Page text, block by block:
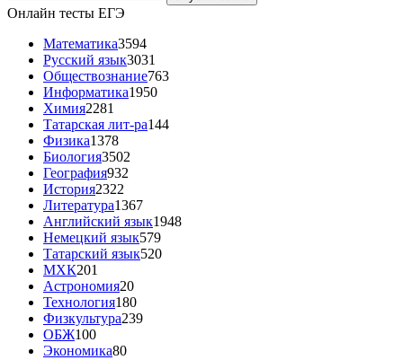
Онлайн тесты ЕГЭ
Математика3594
Русский язык3031
Обществознание763
Информатика1950
Химия2281
Татарская лит-ра144
Физика1378
Биология3502
География932
История2322
Литература1367
Английский язык1948
Немецкий язык579
Татарский язык520
МХК201
Астрономия20
Технология180
Физкультура239
ОБЖ100
Экономика80